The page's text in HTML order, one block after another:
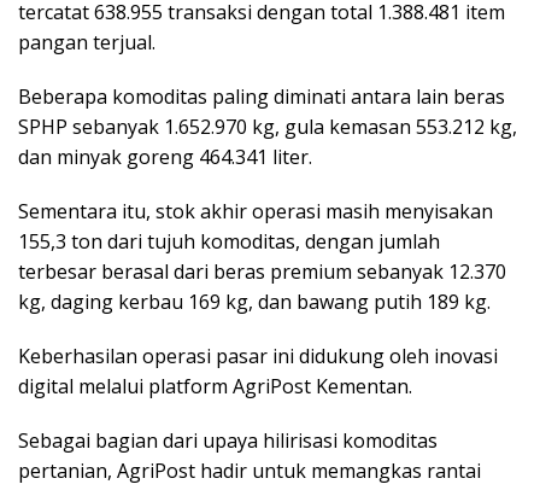
tercatat 638.955 transaksi dengan total 1.388.481 item
pangan terjual.
Beberapa komoditas paling diminati antara lain beras
SPHP sebanyak 1.652.970 kg, gula kemasan 553.212 kg,
dan minyak goreng 464.341 liter.
Sementara itu, stok akhir operasi masih menyisakan
155,3 ton dari tujuh komoditas, dengan jumlah
terbesar berasal dari beras premium sebanyak 12.370
kg, daging kerbau 169 kg, dan bawang putih 189 kg.
Keberhasilan operasi pasar ini didukung oleh inovasi
digital melalui platform AgriPost Kementan.
Sebagai bagian dari upaya hilirisasi komoditas
pertanian, AgriPost hadir untuk memangkas rantai